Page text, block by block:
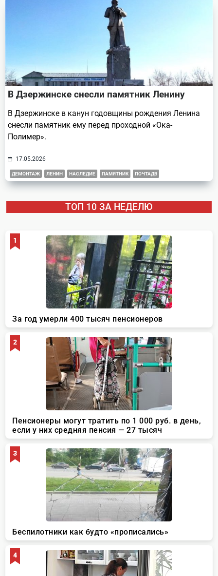
В Дзержинске снесли памятник Ленину
В Дзержинске в канун годовщины рождения Ленина
снесли памятник ему перед проходной «Ока-
Полимер».
17.05.2026
ДЕМОНТАЖ ЛЕНИН НАСЛЕДИЕ ПАМЯТНИК ПОЧТАДВ
ТОП 10 ЗА НЕДЕЛЮ